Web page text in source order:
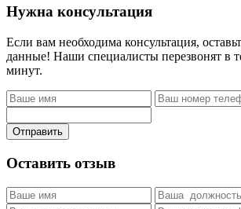
Нужна консультация
Если вам необходима консультация,
данные! Наши специалисты перезвонят в
минут.
Отправить
Оставить отзыв